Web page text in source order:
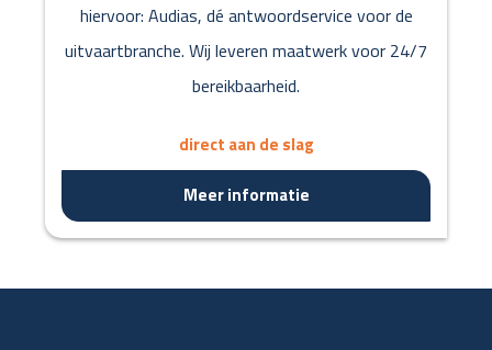
hiervoor: Audias, dé antwoordservice voor de
uitvaartbranche. Wij leveren maatwerk voor 24/7
bereikbaarheid.
direct aan de slag
Meer informatie